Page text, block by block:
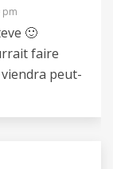
pm
🙂
faire
viendra peut-